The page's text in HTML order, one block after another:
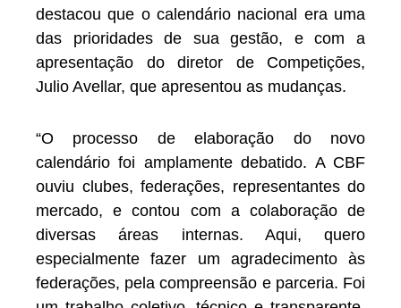
destacou que o calendário nacional era uma
das prioridades de sua gestão, e com a
apresentação do diretor de Competições,
Julio Avellar, que apresentou as mudanças.
“O processo de elaboração do novo
calendário foi amplamente debatido. A CBF
ouviu clubes, federações, representantes do
mercado, e contou com a colaboração de
diversas áreas internas. Aqui, quero
especialmente fazer um agradecimento às
federações, pela compreensão e parceria. Foi